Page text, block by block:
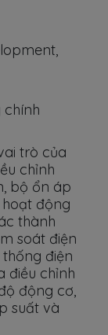
chính
trò của
chỉnh
bộ ổn áp
động
thành
soát điện
điện
điều chỉnh
động cơ,
suất và